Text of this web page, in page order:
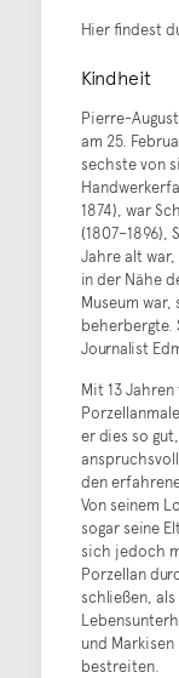
Hier findest
Kindheit
Pierre-
am 25.
sechste von
1874), war
Jahre alt
in der Nähe
Museum
beherbergte.
Journalist
Mit 13
er dies so
den
Von seinem
sogar seine
sich jedoch
Porzellan
schließen, als
und
bestreiten.